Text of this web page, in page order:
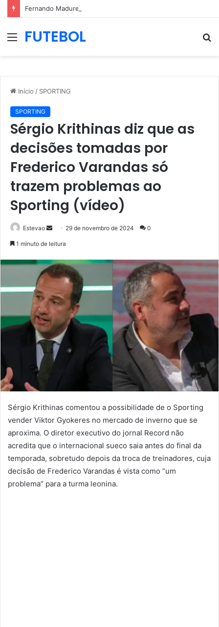
MenuFUTEBOL
Início / SPORTING
SPORTING
Sérgio Krithinas diz que as
decisões tomadas por
Frederico Varandas só
trazem problemas ao
Sporting (vídeo)
Estevao
Mande
mail
29 de novembro de 2024 0
1 minuto de leitura
Sérgio Krithinas comentou a possibilidade de o Sporting
vender Viktor Gyokeres no mercado de inverno que se
aproxima. O diretor executivo do jornal Record não
acredita que o internacional sueco saia antes do final da
temporada, sobretudo depois da troca de treinadores, cuja
decisão de Frederico Varandas é vista como “um
problema” para a turma leonina.